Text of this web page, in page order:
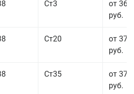
Ст3
от 36
руб.
Ст20
от 37
руб.
Ст35
от 37
руб.